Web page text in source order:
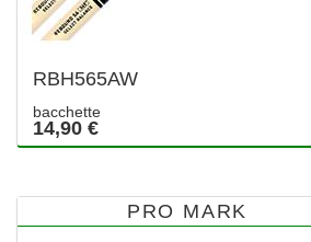
RBH565AW
bacchette
14,90 €
PRO MARK